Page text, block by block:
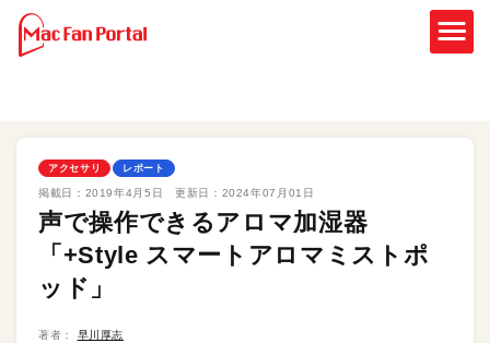
アクセサリ レポート
掲載日： 2019年4月5日 更新日： 2024年07月01日
声で操作できるアロマ加湿器
「+Style スマートアロマミストポ
ッド」
著者： 早川厚志